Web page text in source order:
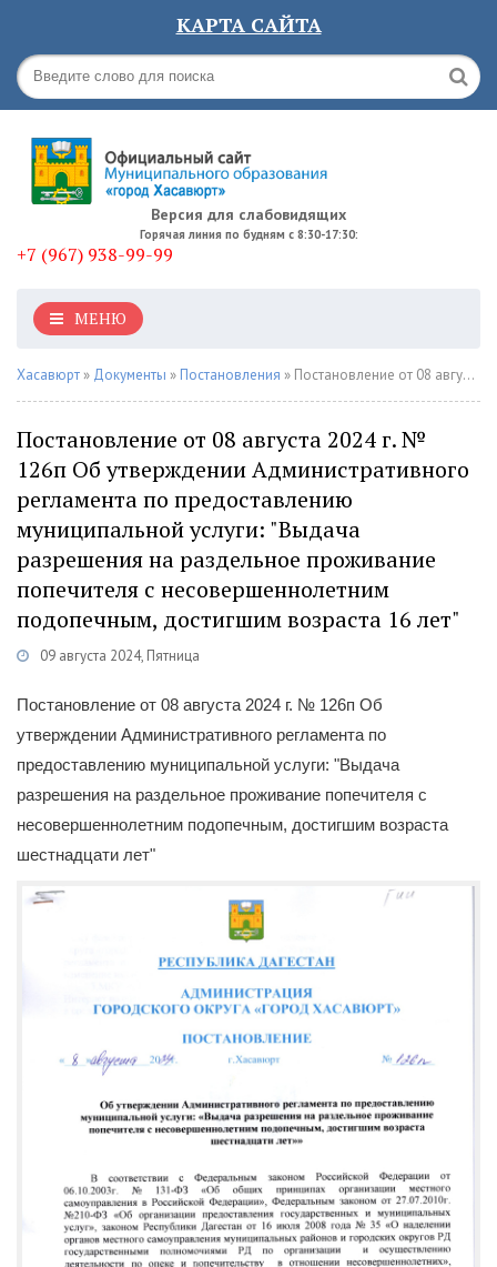
КАРТА САЙТА
Версия для слабовидящих
Горячая линия по будням с 8:30-17:30:
+7 (967) 938-99-99
МЕНЮ
Хасавюрт » Документы » Постановления » Постановление от 08 августа 2024 г. № 126п Об утверждении Административного регламента по предоставлению муниципальной услуги: "Выдача разрешения на раздельное проживание попечителя с несовершеннолетним подопечным, достигшим возраста 16 лет"
Постановление от 08 августа 2024 г. №
126п Об утверждении Административного
регламента по предоставлению
муниципальной услуги: "Выдача
разрешения на раздельное проживание
попечителя с несовершеннолетним
подопечным, достигшим возраста 16 лет"
09 августа 2024, Пятница
Постановление от 08 августа 2024 г. № 126п Об
утверждении Административного регламента по
предоставлению муниципальной услуги: "Выдача
разрешения на раздельное проживание попечителя с
несовершеннолетним подопечным, достигшим возраста
шестнадцати лет"